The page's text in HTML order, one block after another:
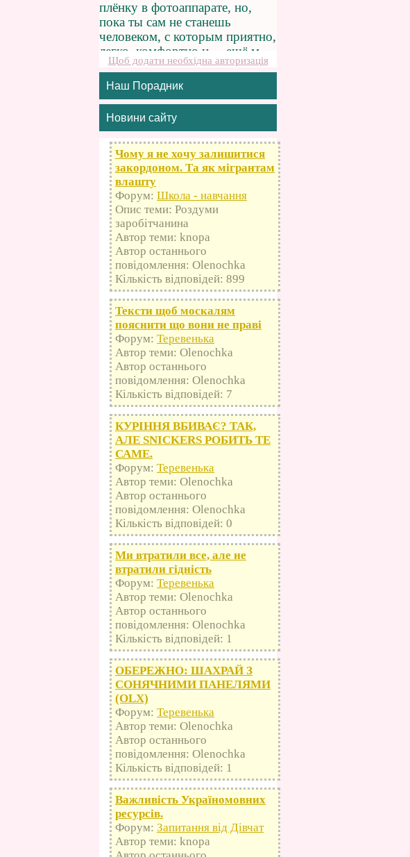
Щоб додати необхідна авторизація
Наш Порадник
Новини сайту
Чому я не хочу залишитися
закордоном. Та як мігрантам
влашту
Форум: Школа - навчання
Опис теми: Роздуми
заробітчанина
Автор теми: knopa
Автор останнього
повідомлення: Olenochka
Кількість відповідей: 899
Тексти щоб москалям
пояснити що вони не праві
Форум: Теревенька
Автор теми: Olenochka
Автор останнього
повідомлення: Olenochka
Кількість відповідей: 7
КУРІННЯ ВБИВАЄ? ТАК,
АЛЕ SNICKERS РОБИТЬ ТЕ
САМЕ.
Форум: Теревенька
Автор теми: Olenochka
Автор останнього
повідомлення: Olenochka
Кількість відповідей: 0
Ми втратили все, але не
втратили гідність
Форум: Теревенька
Автор теми: Olenochka
Автор останнього
повідомлення: Olenochka
Кількість відповідей: 1
ОБЕРЕЖНО: ШАХРАЙ З
СОНЯЧНИМИ ПАНЕЛЯМИ
(OLX)
Форум: Теревенька
Автор теми: Olenochka
Автор останнього
повідомлення: Olenochka
Кількість відповідей: 1
Важливість Україномовних
ресурсів.
Форум: Запитання від Дівчат
Автор теми: knopa